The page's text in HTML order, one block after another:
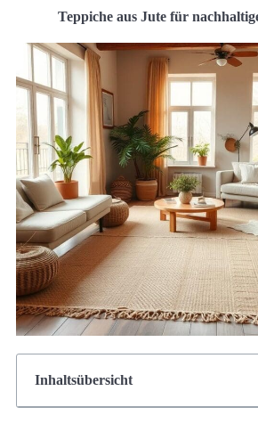
Teppiche aus Jute für
Inhaltsübersicht